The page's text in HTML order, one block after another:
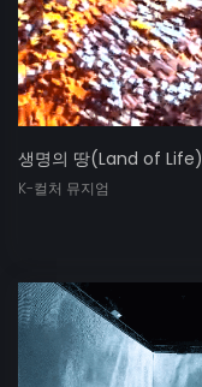
생명의 땅(Land of Life)
K-컬처 뮤지엄